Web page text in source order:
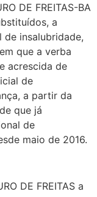
DE FREITAS-BA
a
insalubridade,
que a verba
acrescida de
de
a partir da
que já
de
maio de 2016.
DE FREITAS a